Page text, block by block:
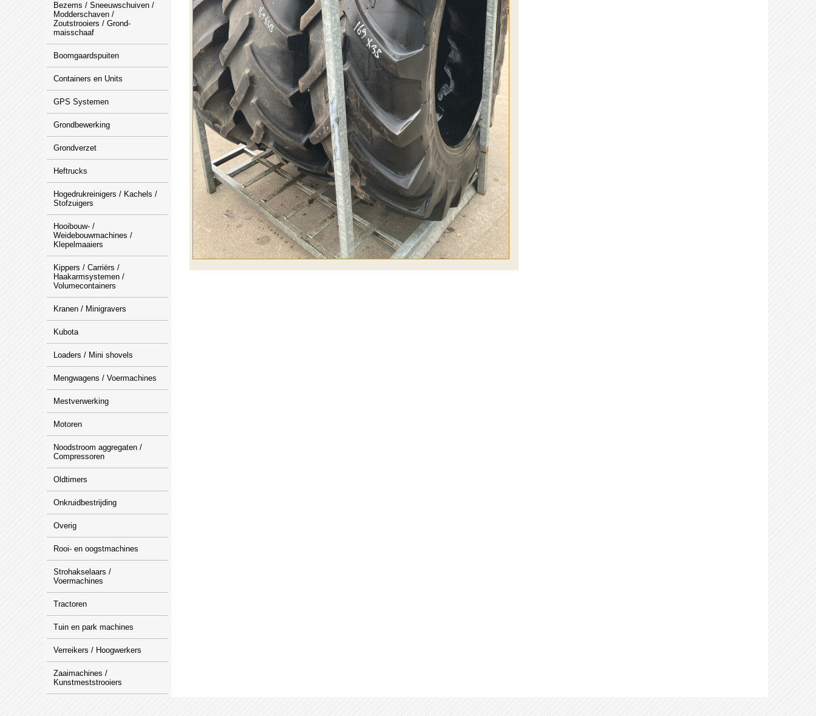
Bezems / Sneeuwschuiven /
Modderschaven /
Zoutstrooiers / Grond-
maisschaaf
Boomgaardspuiten
Containers en Units
GPS Systemen
Grondbewerking
Grondverzet
Heftrucks
Hogedrukreinigers / Kachels /
Stofzuigers
Hooibouw- /
Weidebouwmachines /
Klepelmaaiers
Kippers / Carriërs /
Haakarmsystemen /
Volumecontainers
Kranen / Minigravers
Kubota
Loaders / Mini shovels
Mengwagens / Voermachines
Mestverwerking
Motoren
Noodstroom aggregaten /
Compressoren
Oldtimers
Onkruidbestrijding
Overig
Rooi- en oogstmachines
Strohakselaars /
Voermachines
Tractoren
Tuin en park machines
Verreikers / Hoogwerkers
Zaaimachines /
Kunstmeststrooiers